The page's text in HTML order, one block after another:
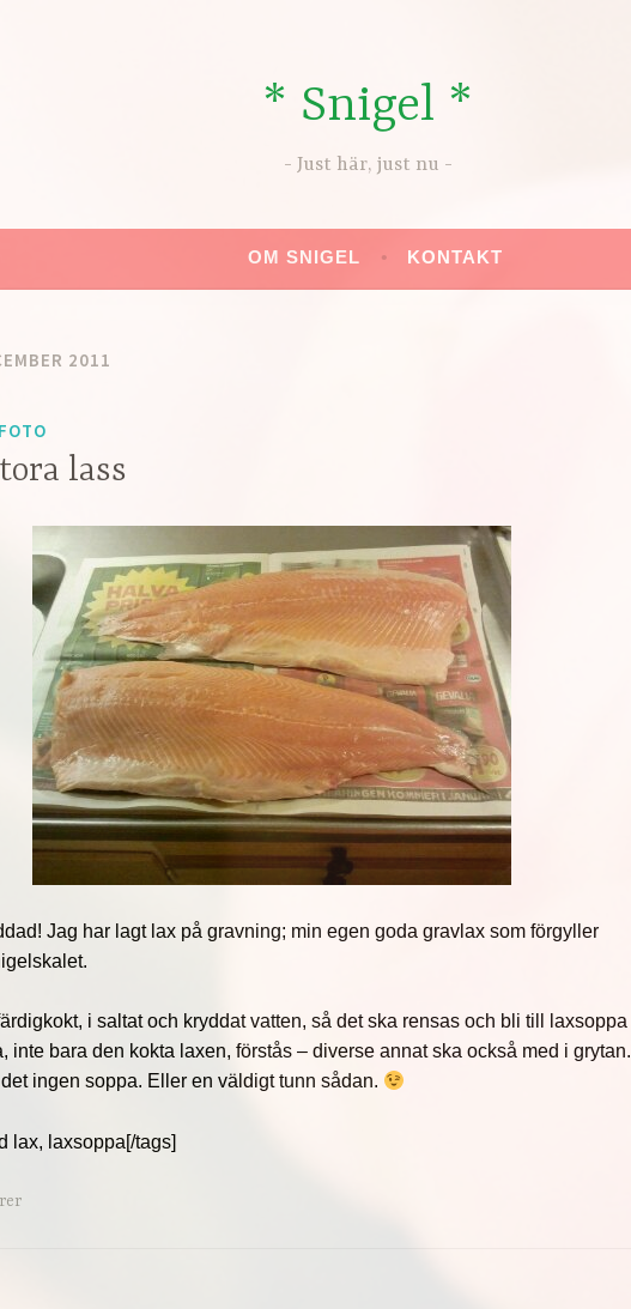
* Snigel *
Just här, just nu
OM SNIGEL KONTAKT
2011
FOTO
lass
Jag har lagt lax på gravning; min egen goda gravlax som förgyller
i saltat och kryddat vatten, så det ska rensas och bli till laxsoppa
inte bara den kokta laxen, förstås – diverse annat ska också med i grytan.
ingen soppa. Eller en väldigt tunn sådan.
lax, laxsoppa[/tags]